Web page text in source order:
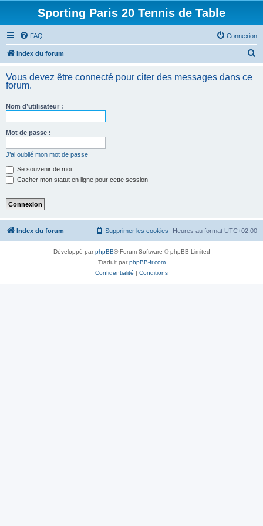
Sporting Paris 20 Tennis de Table
FAQ Connexion
Index du forum
h
Vous devez être connecté pour citer des messages dans ce
forum.
Nom d’utilisateur :
Mot de passe :
J’ai oublié mon mot de passe
Se souvenir de moi
Cacher mon statut en ligne pour cette session
Index du forum Heures au format UTC+02:00
Supprimer les cookies
Développé parphpBB® Forum Software © phpBB Limited
Traduit parphpBB-fr.com
Confidentialité | Conditions